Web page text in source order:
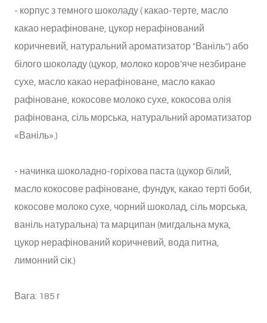
- корпус з темного шоколаду ( какао-терте, масло
какао нерафіноване, цукор нерафінований
коричневий, натуральний ароматизатор "Ваніль") або
білого шоколаду (цукор, молоко коров’яче незбиране
сухе, масло какао нерафіноване, масло какао
рафіноване, кокосове молоко сухе, кокосова олія
рафінована, сіль морська, натуральний ароматизатор
«Ваніль».)
- начинка шоколадно-горіхова паста (цукор білий,
масло кокосове рафіноване, фундук, какао терті боби,
кокосове молоко сухе, чорний шоколад, сіль морська,
ваніль натуральна) та марципан (мигдальна мука,
цукор нерафінований коричневий, вода питна,
лимонний сік.)
Вага: 185 г